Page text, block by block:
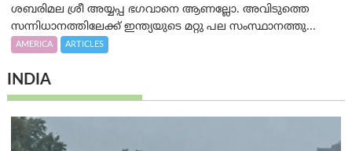
ശബരിമല ശ്രീ അയ്യപ്പ ഭഗവാനെ ആണല്ലോ. അവിടുത്തെ
സന്നിധാനത്തിലേക്ക് ഇന്ത്യയുടെ മറ്റു പല സംസ്ഥാനത്തു...
AMERICA ARTICLES
INDIA